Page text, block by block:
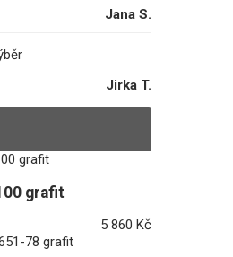
Jana S.
Jirka T.
grafit
5 860 Kč